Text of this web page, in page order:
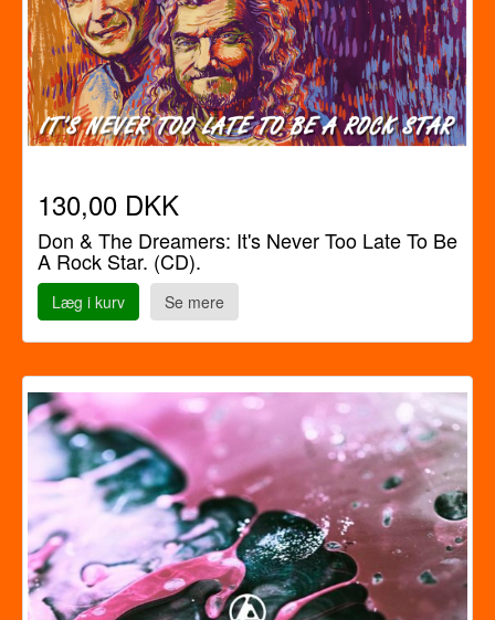
130,00 DKK
Don & The Dreamers: It's Never Too Late To Be
A Rock Star. (CD).
Læg i kurv Se mere